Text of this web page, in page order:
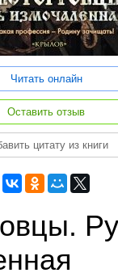
Читать онлайн
Оставить отзыв
цитату из книги